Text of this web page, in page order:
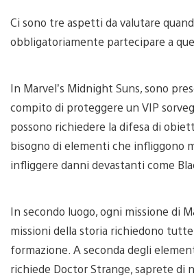
Ci sono tre aspetti da valutare
obbligatoriamente partecipare a
In Marvel’s Midnight Suns, sono
compito di proteggere un VIP
possono richiedere la difesa di
bisogno di elementi che infliggono
infliggere danni devastanti come
In secondo luogo, ogni missione di
missioni della storia richiedono
formazione. A seconda degli
richiede Doctor Strange, saprete di